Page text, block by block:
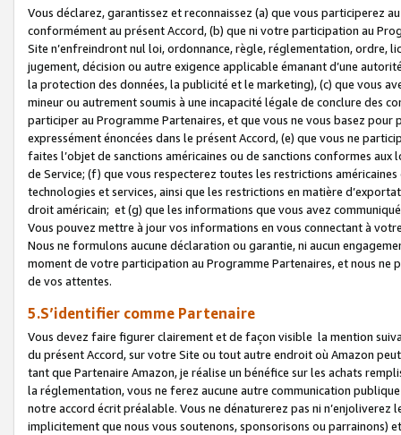
Vous déclarez, garantissez et reconnaissez (a) que vous participerez
conformément au présent Accord, (b) que ni votre participation au
Site n’enfreindront nul loi, ordonnance, règle, réglementation, ordre,
jugement, décision ou autre exigence applicable émanant d’une
la protection des données, la publicité et le marketing), (c) que vous
mineur ou autrement soumis à une incapacité légale de conclure des
participer au Programme Partenaires, et que vous ne vous basez
expressément énoncées dans le présent Accord, (e) que vous ne
faites l’objet de sanctions américaines ou de sanctions conformes
de Service; (f) que vous respecterez toutes les restrictions
technologies et services, ainsi que les restrictions en matière
droit américain; et (g) que les informations que vous avez
Vous pouvez mettre à jour vos informations en vous connectant à
Nous ne formulons aucune déclaration ou garantie, ni aucun
moment de votre participation au Programme Partenaires, et nous
de vos attentes.
5.S’identifier comme Partenaire
Vous devez faire figurer clairement et de façon visible la mention
du présent Accord, sur votre Site ou tout autre endroit où Amazon
tant que Partenaire Amazon, je réalise un bénéfice sur les achats
la réglementation, vous ne ferez aucune autre communication
notre accord écrit préalable. Vous ne dénaturerez pas ni
implicitement que nous vous soutenons, sponsorisons ou parrainons)